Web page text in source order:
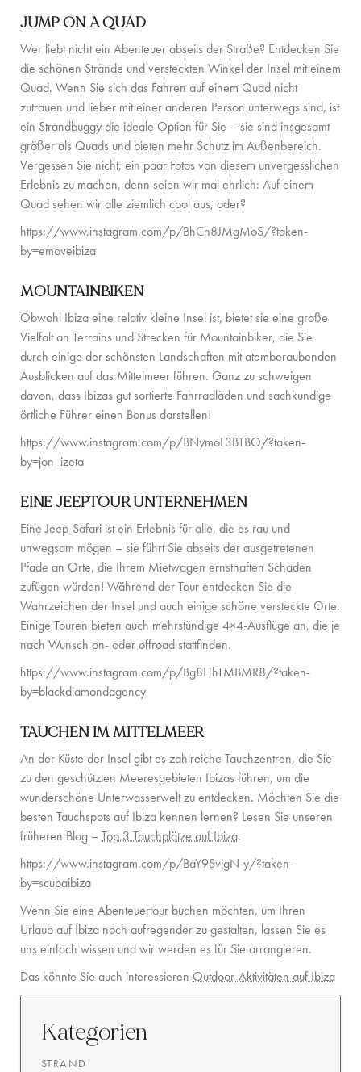
BOOTCHARTER-FLOTTE
PRIVATE CHEF AND BAR SERVICES
FAMILIENERLEBNISSE
CONCIERGE
DER INSEL-GUIDE
NEWS
ÜBER UNS
VILLA-BESITZER
FAMILIENFREUNDLICH
NACHHALTIGKEIT
BUCHUNGSBEDINGUNGEN
KONTAKT
JUMP ON A QUAD
Wer liebt nicht ein Abenteuer abseits der Straße? Entdecken Sie
die schönen Strände und versteckten Winkel der Insel mit einem
Quad. Wenn Sie sich das Fahren auf einem Quad nicht
zutrauen und lieber mit einer anderen Person unterwegs sind, ist
ein Strandbuggy die ideale Option für Sie – sie sind insgesamt
größer als Quads und bieten mehr Schutz im Außenbereich.
Vergessen Sie nicht, ein paar Fotos von diesem unvergesslichen
Erlebnis zu machen, denn seien wir mal ehrlich: Auf einem
Quad sehen wir alle ziemlich cool aus, oder?
https://www.instagram.com/p/BhCn8JMgMoS/?taken-
by=emoveibiza
MOUNTAINBIKEN
Obwohl Ibiza eine relativ kleine Insel ist, bietet sie eine große
Vielfalt an Terrains und Strecken für Mountainbiker, die Sie
durch einige der schönsten Landschaften mit atemberaubenden
Ausblicken auf das Mittelmeer führen. Ganz zu schweigen
davon, dass Ibizas gut sortierte Fahrradläden und sachkundige
örtliche Führer einen Bonus darstellen!
https://www.instagram.com/p/BNymoL3BTBO/?taken-
by=jon_izeta
EINE JEEPTOUR UNTERNEHMEN
Eine Jeep-Safari ist ein Erlebnis für alle, die es rau und
unwegsam mögen – sie führt Sie abseits der ausgetretenen
Pfade an Orte, die Ihrem Mietwagen ernsthaften Schaden
zufügen würden! Während der Tour entdecken Sie die
Wahrzeichen der Insel und auch einige schöne versteckte Orte.
Einige Touren bieten auch mehrstündige 4×4-Ausflüge an, die je
nach Wunsch on- oder offroad stattfinden.
https://www.instagram.com/p/Bg8HhTMBMR8/?taken-
by=blackdiamondagency
TAUCHEN IM MITTELMEER
An der Küste der Insel gibt es zahlreiche Tauchzentren, die Sie
zu den geschützten Meeresgebieten Ibizas führen, um die
wunderschöne Unterwasserwelt zu entdecken. Möchten Sie die
besten Tauchspots auf Ibiza kennen lernen? Lesen Sie unseren
früheren Blog – Top 3 Tauchplätze auf Ibiza.
https://www.instagram.com/p/BaY9SvjgN-y/?taken-
by=scubaibiza
Wenn Sie eine Abenteuertour buchen möchten, um Ihren
Urlaub auf Ibiza noch aufregender zu gestalten, lassen Sie es
uns einfach wissen und wir werden es für Sie arrangieren.
Das könnte Sie auch interessieren Outdoor-Aktivitäten auf Ibiza
Kategorien
STRAND